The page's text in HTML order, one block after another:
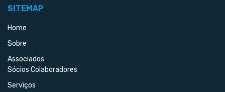
SITEMAP
Home
Sobre
Associados
Sócios Colaboradores
Serviços